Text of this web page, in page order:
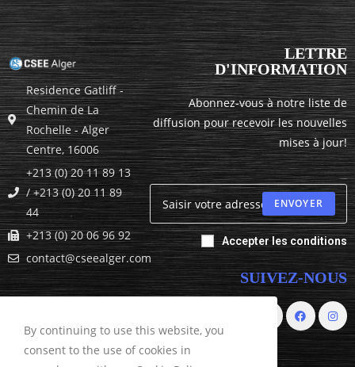
Residence Gatliff -
Chemin de La
Rochelle - Alger
Centre, 16006
+213 (0) 20 11 89 13
/ +213 (0) 20 11 89
44
+213 (0) 20 06 96 92
contact@cseealger.com
LETTRE
D'INFORMATION
Abonnez-vous à notre liste de
diffusion pour recevoir les nouvelles
mises à jour!
ENVOYER
Accepter les conditions
SUIVEZ-NOUS
By continuing to use this website, you
consent to the use of cookies in